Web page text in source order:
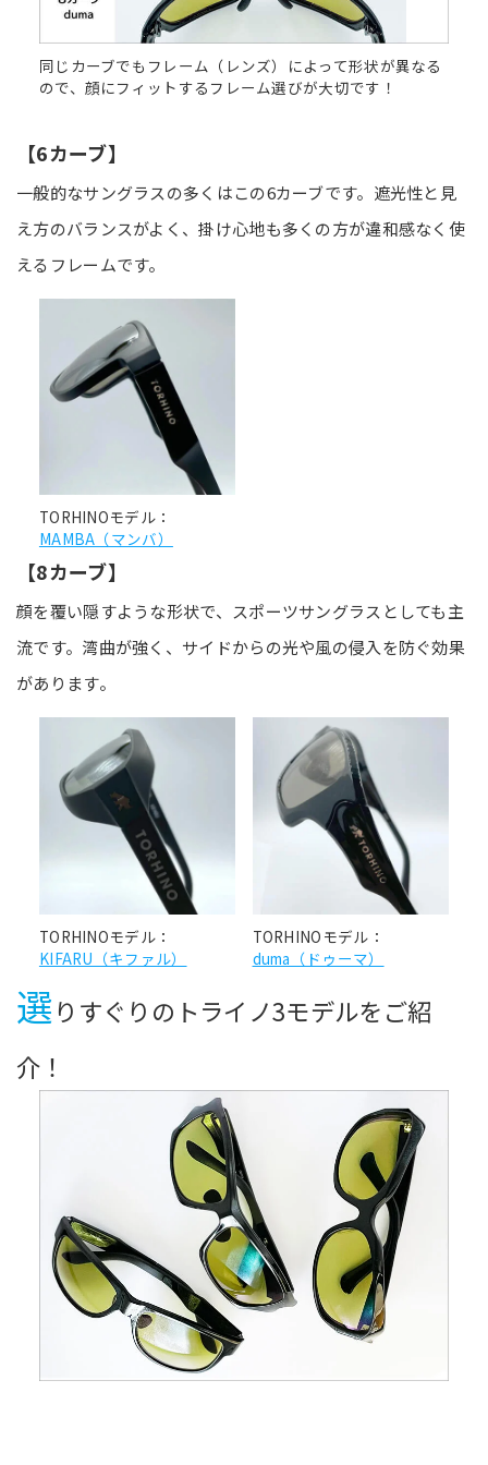
同じカーブでもフレーム（レンズ）によって形状が異なる
ので、顔にフィットするフレーム選びが大切です！
【6カーブ】
一般的なサングラスの多くはこの6カーブです。遮光性と見
え方のバランスがよく、掛け心地も多くの方が違和感なく使
えるフレームです。
TORHINOモデル：
MAMBA（マンバ）
【8カーブ】
顔を覆い隠すような形状で、スポーツサングラスとしても主
流です。湾曲が強く、サイドからの光や風の侵入を防ぐ効果
があります。
TORHINOモデル：
KIFARU（キファル）
TORHINOモデル：
duma（ドゥーマ）
選りすぐりのトライノ3モデルをご紹
介！